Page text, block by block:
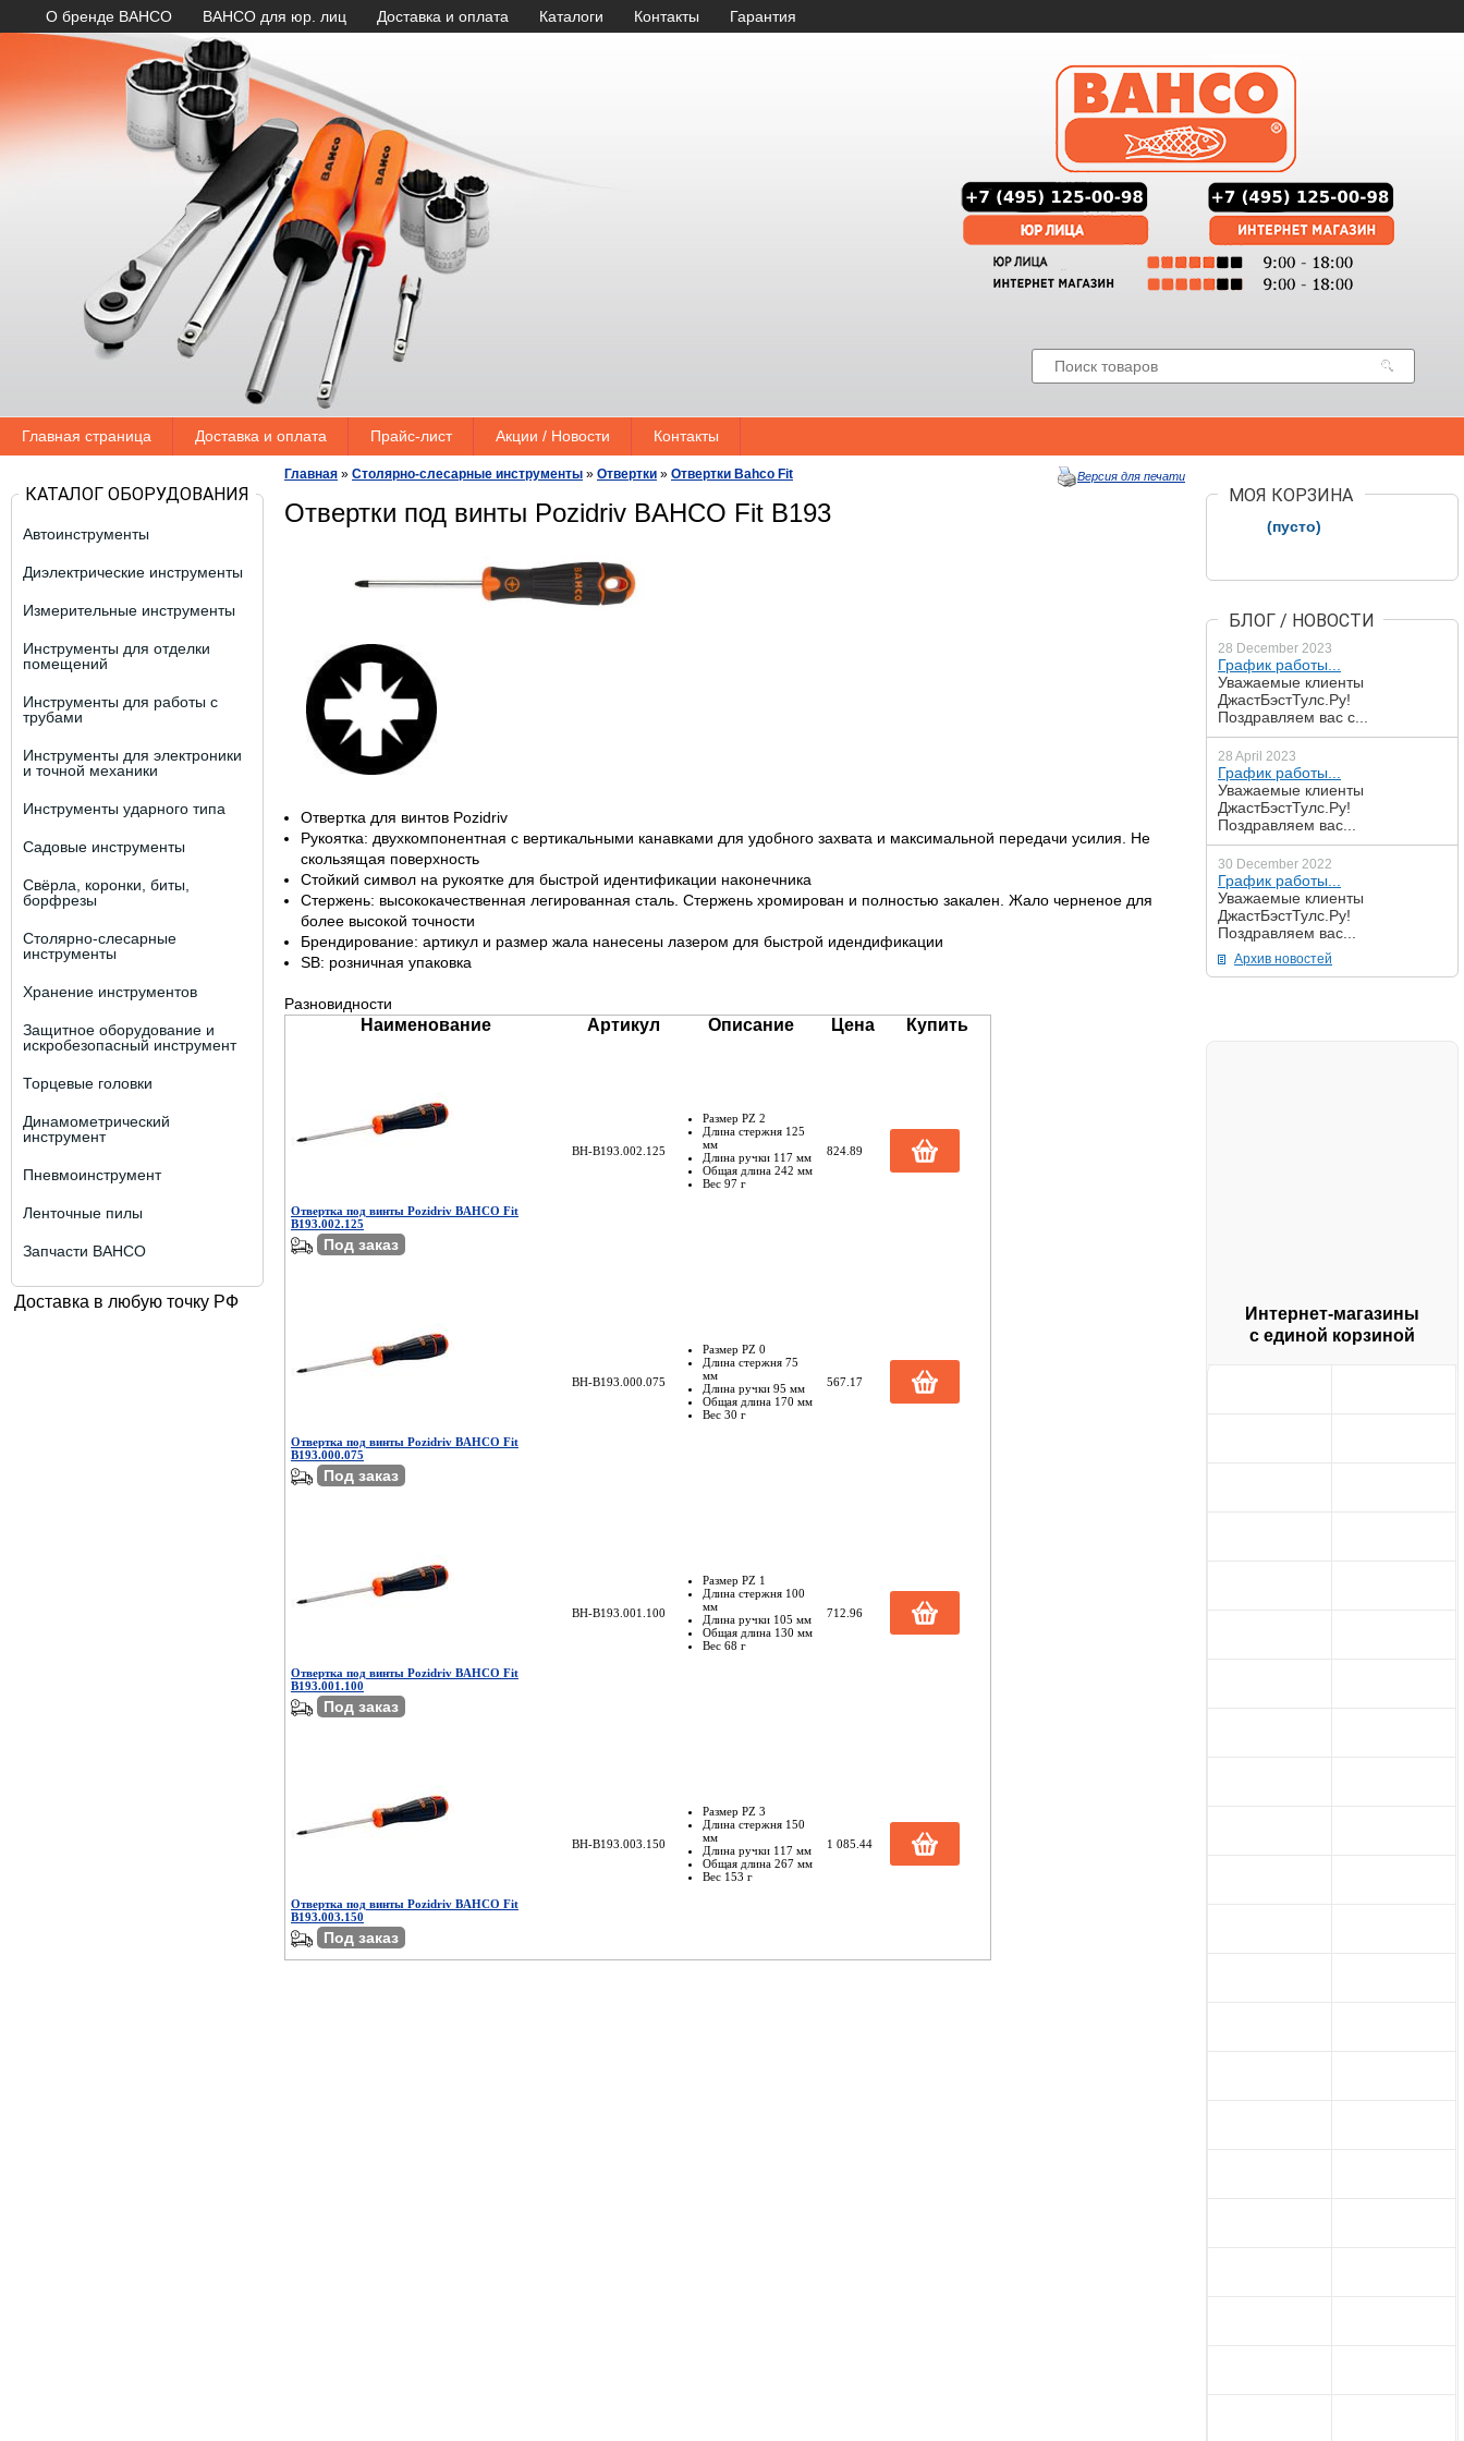
О бренде BAHCO BAHCO для юр. лиц Доставка и оплата Каталоги Контакты Гарантия
Главная страница Доставка и оплата Прайс-лист Акции / Новости Контакты
КАТАЛОГ ОБОРУДОВАНИЯ
Автоинструменты
Диэлектрические инструменты
Измерительные инструменты
Инструменты для отделки
помещений
Инструменты для работы с
трубами
Инструменты для электроники
и точной механики
Инструменты ударного типа
Садовые инструменты
Свёрла, коронки, биты,
борфрезы
Столярно-слесарные
инструменты
Хранение инструментов
Защитное оборудование и
искробезопасный инструмент
Торцевые головки
Динамометрический
инструмент
Пневмоинструмент
Ленточные пилы
Запчасти BAHCO
Доставка в любую точку РФ
Главная » Столярно-слесарные инструменты » Отвертки » Отвертки Bahco Fit Версия для печати
Отвертки под винты Pozidriv BAHCO Fit B193
Oтвертка для винтов Pozidriv
Рукоятка: двухкомпонентная с вертикальными канавками для удобного захвата и максимальной передачи усилия. Не
скользящая поверхность
Стойкий символ на рукоятке для быстрой идентификации наконечника
Стержень: высококачественная легированная сталь. Стержень хромирован и полностью закален. Жало черненое для
более высокой точности
Брендирование: артикул и размер жала нанесены лазером для быстрой идендификации
SB: розничная упаковка
Разновидности
Наименование Артикул Описание Цена Купить
Отвертка под винты Pozidriv BAHCO Fit
B193.002.125
Под заказ
BH-B193.002.125
Размер PZ 2
Длина стержня 125
мм
Длина ручки 117 мм
Общая длина 242 мм
Вес 97 г
824.89
Отвертка под винты Pozidriv BAHCO Fit
B193.000.075
Под заказ
BH-B193.000.075
Размер PZ 0
Длина стержня 75
мм
Длина ручки 95 мм
Общая длина 170 мм
Вес 30 г
567.17
Отвертка под винты Pozidriv BAHCO Fit
B193.001.100
Под заказ
BH-B193.001.100
Размер PZ 1
Длина стержня 100
мм
Длина ручки 105 мм
Общая длина 130 мм
Вес 68 г
712.96
Отвертка под винты Pozidriv BAHCO Fit
B193.003.150
Под заказ
BH-B193.003.150
Размер PZ 3
Длина стержня 150
мм
Длина ручки 117 мм
Общая длина 267 мм
Вес 153 г
1 085.44
МОЯ КОРЗИНА
(пусто)
БЛОГ / НОВОСТИ
28 December 2023
График работы...
Уважаемые клиенты
ДжастБэстТулс.Ру!
Поздравляем вас с...
28 April 2023
График работы...
Уважаемые клиенты
ДжастБэстТулс.Ру!
Поздравляем вас...
30 December 2022
График работы...
Уважаемые клиенты
ДжастБэстТулс.Ру!
Поздравляем вас...
Архив новостей
Интернет-магазины
с единой корзиной